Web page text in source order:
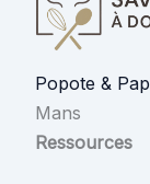
Popote &
Mans
Ressources